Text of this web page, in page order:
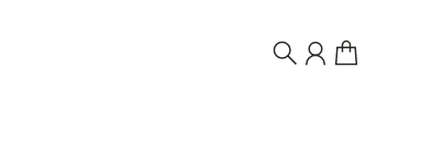
Recherche
Compte
Devis